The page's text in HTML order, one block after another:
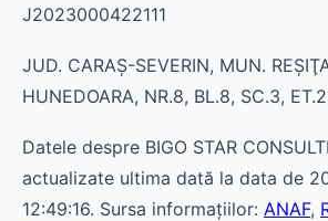
J2023000422111
JUD. CARAŞ-SEVERIN, MUN.
HUNEDOARA, NR.8, BL.8, SC.3,
Datele despre BIGO STAR
actualizate ultima dată la data de
12:49:16. Sursa informațiilor: ANAF,